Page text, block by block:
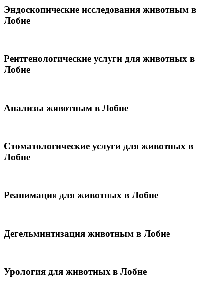
Эндоскопические исследования животным в
Лобне
Рентгенологические услуги для животных в
Лобне
Анализы животным в Лобне
Стоматологические услуги для животных в
Лобне
Реанимация для животных в Лобне
Дегельминтизация животным в Лобне
Урология для животных в Лобне